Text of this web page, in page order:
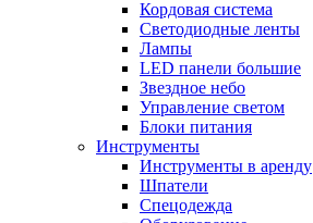
Кордовая система
Светодиодные ленты
Лампы
LED панели большие
Звездное небо
Управление светом
Блоки питания
Инструменты
Инструменты в аренду
Шпатели
Спецодежда